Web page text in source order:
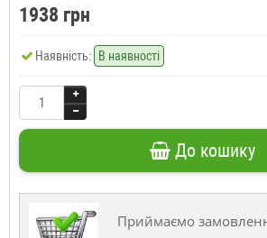
1938 грн
Наявність: В наявності
До кошику
Приймаємо